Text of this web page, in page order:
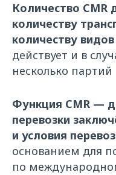
Количество CMR
количеству
количеству видов
действует и в
несколько партий
Функция CMR —
перевозки
и условия
основанием для
по